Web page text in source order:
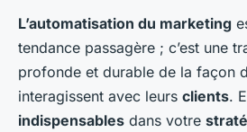
L’automatisation du marketing
tendance passagère ; c’est une
profonde et durable de la façon
interagissent avec leurs clients.
indispensables dans votre